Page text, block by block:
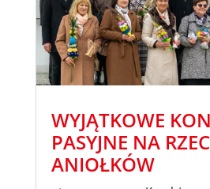
WYJĄTKOWE
PASYJNE NA
ANIOŁKÓW